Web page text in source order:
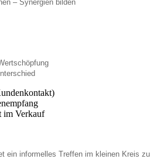
– Synergien bilden
im Verkauf
ein informelles Treffen im kleinen Kreis zu